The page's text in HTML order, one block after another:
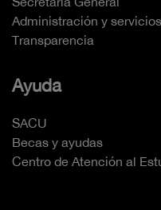
Administración y servicios
Transparencia
Ayuda
SACU
Becas y ayudas
Centro de Atención al